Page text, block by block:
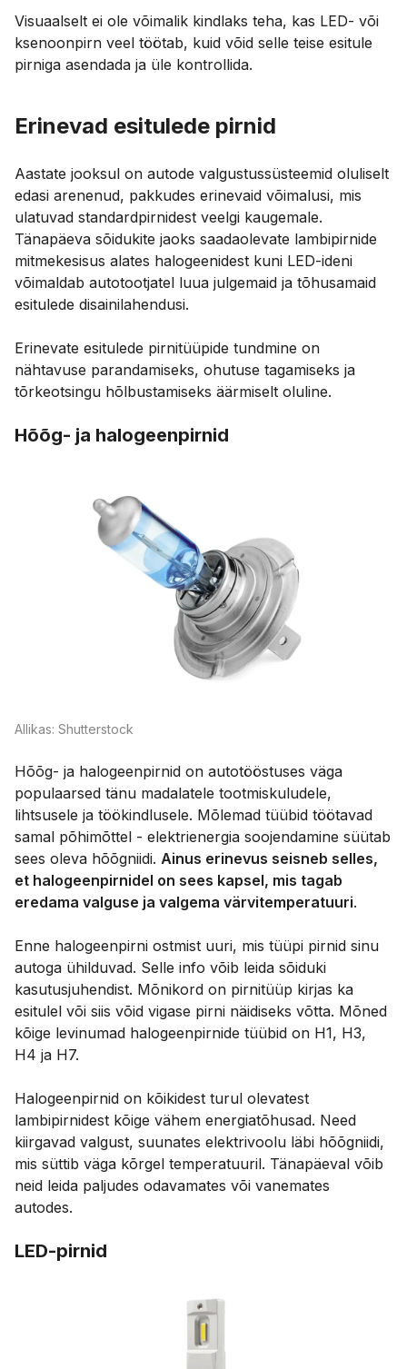
Visuaalselt ei ole võimalik kindlaks teha, kas LED- või
ksenoonpirn veel töötab, kuid võid selle teise esitule
pirniga asendada ja üle kontrollida.
Erinevad esitulede pirnid
Aastate jooksul on autode valgustussüsteemid oluliselt
edasi arenenud, pakkudes erinevaid võimalusi, mis
ulatuvad standardpirnidest veelgi kaugemale.
Tänapäeva sõidukite jaoks saadaolevate lambipirnide
mitmekesisus alates halogeenidest kuni LED-ideni
võimaldab autotootjatel luua julgemaid ja tõhusamaid
esitulede disainilahendusi.
Erinevate esitulede pirnitüüpide tundmine on
nähtavuse parandamiseks, ohutuse tagamiseks ja
tõrkeotsingu hõlbustamiseks äärmiselt oluline.
Hõõg- ja halogeenpirnid
Allikas: Shutterstock
Hõõg- ja halogeenpirnid on autotööstuses väga
populaarsed tänu madalatele tootmiskuludele,
lihtsusele ja töökindlusele. Mõlemad tüübid töötavad
samal põhimõttel - elektrienergia soojendamine süütab
sees oleva hõõgniidi. Ainus erinevus seisneb selles,
et halogeenpirnidel on sees kapsel, mis tagab
eredama valguse ja valgema värvitemperatuuri.
Enne halogeenpirni ostmist uuri, mis tüüpi pirnid sinu
autoga ühilduvad. Selle info võib leida sõiduki
kasutusjuhendist. Mõnikord on pirnitüüp kirjas ka
esitulel või siis võid vigase pirni näidiseks võtta. Mõned
kõige levinumad halogeenpirnide tüübid on H1, H3,
H4 ja H7.
Halogeenpirnid on kõikidest turul olevatest
lambipirnidest kõige vähem energiatõhusad. Need
kiirgavad valgust, suunates elektrivoolu läbi hõõgniidi,
mis süttib väga kõrgel temperatuuril. Tänapäeval võib
neid leida paljudes odavamates või vanemates
autodes.
LED-pirnid